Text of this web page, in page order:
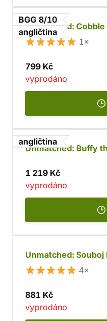
BGG 8/10
angličtina
Unmatched: Cobble
1×
799 Kč
vyprodáno
angličtina
Unmatched: Buffy
1 219 Kč
vyprodáno
Unmatched: Souboj
4×
881 Kč
vyprodáno